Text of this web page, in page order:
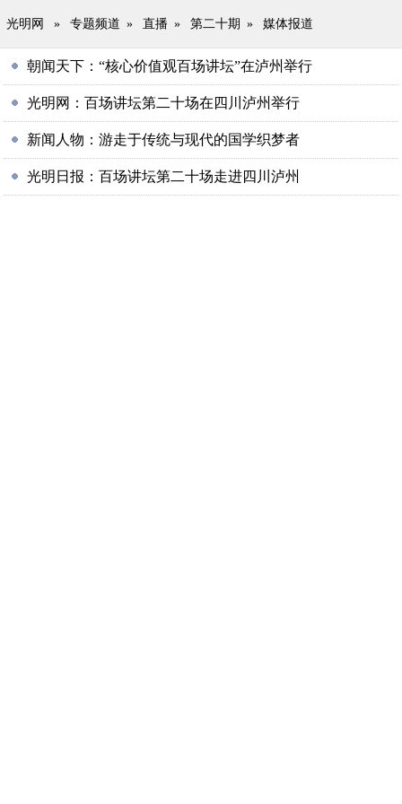
光明网 » 专题频道 » 直播 » 第二十期 » 媒体报道
朝闻天下：“核心价值观百场讲坛”在泸州举行
光明网：百场讲坛第二十场在四川泸州举行
新闻人物：游走于传统与现代的国学织梦者
光明日报：百场讲坛第二十场走进四川泸州